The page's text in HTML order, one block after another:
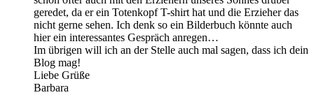
geredet, da er ein Totenkopf T-shirt hat und die Erzieher das
nicht gerne sehen. Ich denk so ein Bilderbuch könnte auch
hier ein interessantes Gespräch anregen…
Im übrigen will ich an der Stelle auch mal sagen, dass ich dein
Blog mag!
Liebe Grüße
Barbara